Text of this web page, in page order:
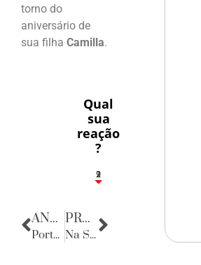
torno do
aniversário de
sua filha Camilla.
Qual
sua
reação
?
2
1
2
9
ANTERIOR
Porta Retratos
PRÓXIMA
Na Sala da Justiça